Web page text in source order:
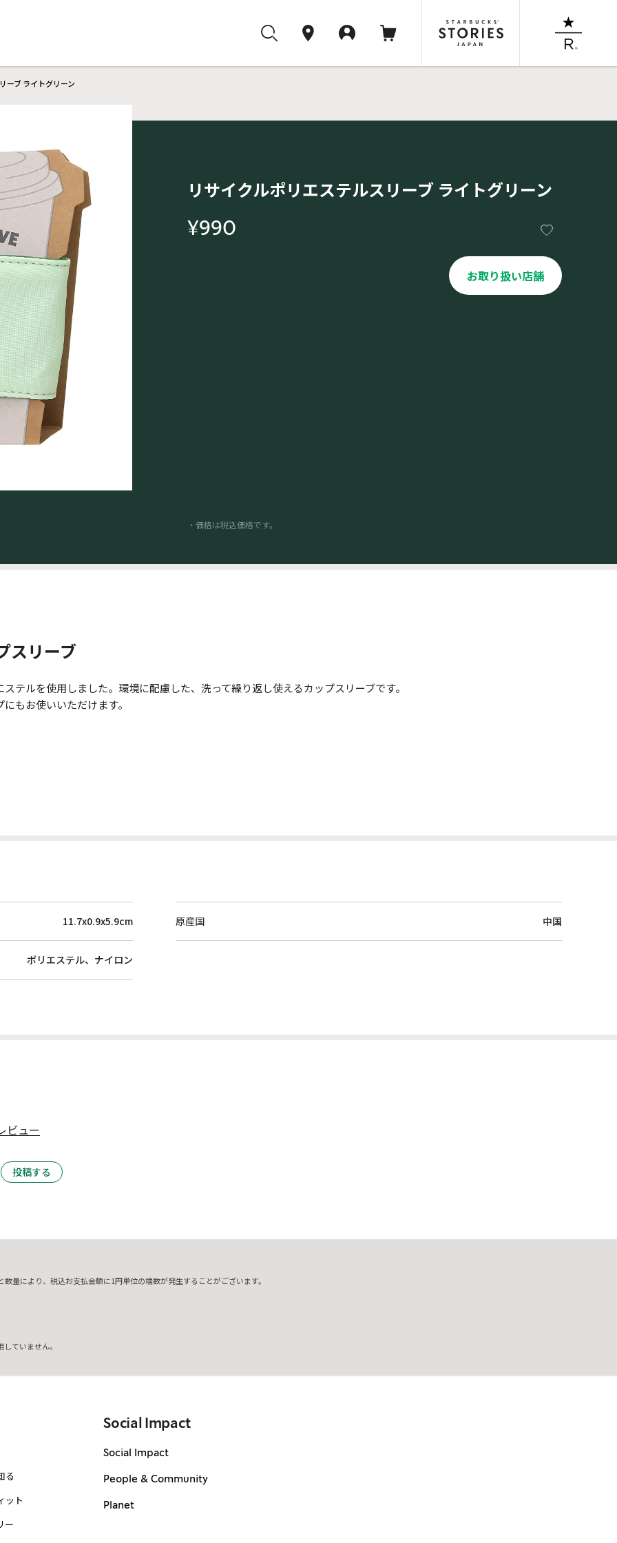
ーブ ライトグリーン
リサイクルポリエステルスリーブ ライトグリーン
¥990
お取り扱い店舗
・価格は税込価格です。
スリーブ
テルを使用しました。環境に配慮した、洗って繰り返し使えるカップスリーブです。
もお使いいただけます。
11.7x0.9x5.9cm
ポリエステル、ナイロン
原産国 中国
ビュー
投稿する
量により、税込お支払金額に1円単位の端数が発生することがございます。
ていません。
る
ット
ー
Social Impact
Social Impact
People & Community
Planet